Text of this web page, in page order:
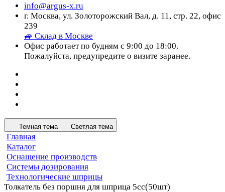
info@argus-x.ru
г. Москва, ул. Золоторожский Вал, д. 11, стр. 22, офис
239
🚙 Склад в Москве
Офис работает по будням с 9:00 до 18:00.
Пожалуйста, предупредите о визите заранее.
Темная тема Светлая тема
Главная
Каталог
Оснащение производств
Системы дозирования
Технологические шприцы
Толкатель без поршня для шприца 5сс(50шт)